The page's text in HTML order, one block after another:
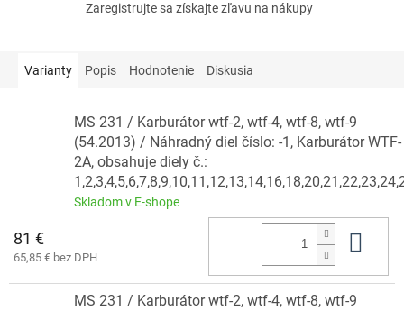
Zaregistrujte sa získajte zľavu na nákupy
Varianty Popis Hodnotenie Diskusia
MS 231 / Karburátor wtf-2, wtf-4, wtf-8, wtf-9
(54.2013) / Náhradný diel číslo: -1, Karburátor WTF-
2A, obsahuje diely č.:
Skladom v E-shope
81 €
65,85 € bez DPH
MS 231 / Karburátor wtf-2, wtf-4, wtf-8, wtf-9